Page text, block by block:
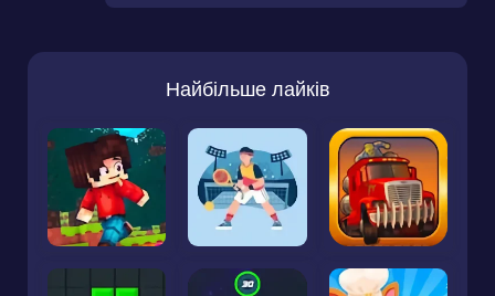
Найбільше лайків